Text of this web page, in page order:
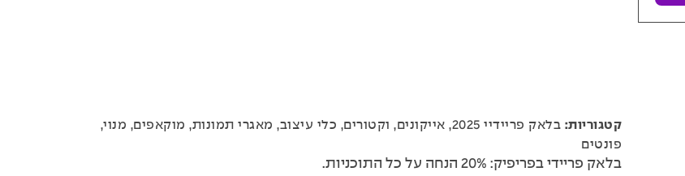
קטגוריות: בלאק פריידיי 2025 , אייקונים, וקטורים, כלי עיצוב, מאגרי תמונות, מוקאפים, מנוי,
פונטים
בלאק פריידי בפריפיק: 20% הנחה על כל התוכניות.